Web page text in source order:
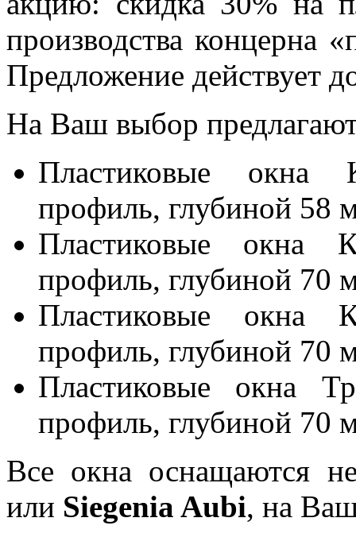
производства
Предложение действует
На Ваш выбор
Пластиковые окна
профиль, глубиной 58
Пластиковые окна
профиль, глубиной 70
Пластиковые окна
профиль, глубиной 70
Пластиковые окна
профиль, глубиной 70
Все окна оснащаются
или Siegenia Aubi, на